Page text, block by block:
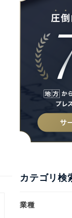
カテゴリ検
業種